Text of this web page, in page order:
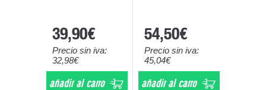
39,90€
Precio sin iva:
32,98€
añadir al carro
54,50€
Precio sin iva:
45,04€
añadir al carro